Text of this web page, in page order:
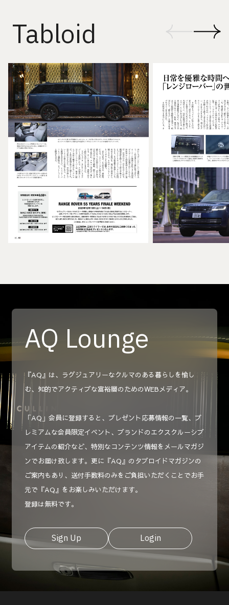
Tabloid
AQ Lounge
『AQ』は、ラグジュアリーなクルマのある暮らしを愉し
む、知的でアクティブな富裕層のためのWEBメディア。
「AQ」会員に登録すると、プレゼント応募情報の一覧、プ
レミアムな会員限定イベント、ブランドのエクスクルーシブ
アイテムの紹介など、特別なコンテンツ情報をメールマガジ
ンでお届け致します。更に『AQ』のタブロイドマガジンの
ご案内もあり、送付手数料のみをご負担いただくことでお手
元で『AQ』をお楽しみいただけます。
登録は無料です。
Sign Up Login